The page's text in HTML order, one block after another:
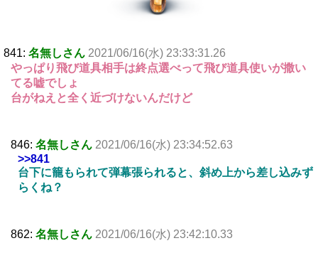
841: 名無しさん 2021/06/16(水) 23:33:31.26
やっぱり飛び道具相手は終点選べって飛び道具使いが撒い
てる嘘でしょ
台がねえと全く近づけないんだけど
846: 名無しさん 2021/06/16(水) 23:34:52.63
>>841
台下に籠もられて弾幕張られると、斜め上から差し込みず
らくね？
862: 名無しさん 2021/06/16(水) 23:42:10.33